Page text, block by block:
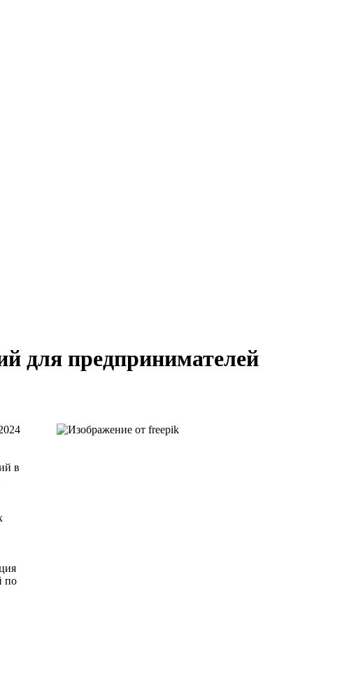
для предпринимателей
в
по